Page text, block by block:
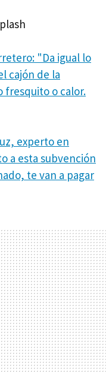
"Da igual lo
cajón de la
fresquito o calor.
experto en
a esta subvención
te van a pagar